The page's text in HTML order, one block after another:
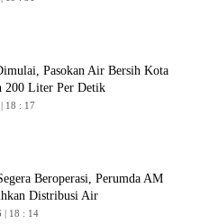
Pasokan Air Bersih Kota
200 Liter Per Detik
18 : 17
Beroperasi, Perumda AM
Distribusi Air
| 18 : 14